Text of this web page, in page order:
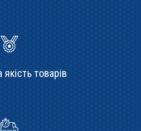
товарів